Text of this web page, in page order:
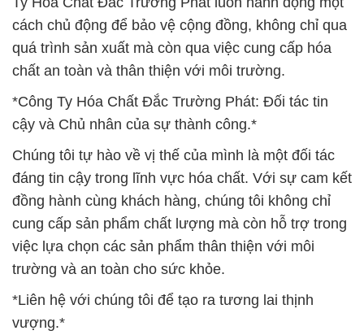
cách chủ động để bảo vệ cộng đồng, không chỉ qua
quá trình sản xuất mà còn qua việc cung cấp hóa
chất an toàn và thân thiện với môi trường.
*Công Ty Hóa Chất Đắc Trường Phát: Đối tác tin
cậy và Chủ nhân của sự thành công.*
Chúng tôi tự hào về vị thế của mình là một đối tác
đáng tin cậy trong lĩnh vực hóa chất. Với sự cam kết
đồng hành cùng khách hàng, chúng tôi không chỉ
cung cấp sản phẩm chất lượng mà còn hỗ trợ trong
việc lựa chọn các sản phẩm thân thiện với môi
trường và an toàn cho sức khỏe.
*Liên hệ với chúng tôi để tạo ra tương lai thịnh
vượng.*